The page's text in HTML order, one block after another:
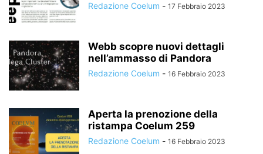
Redazione Coelum - 17 Febbraio 2023
Webb scopre nuovi dettagli
nell’ammasso di Pandora
Redazione Coelum - 16 Febbraio 2023
Aperta la prenozione della
ristampa Coelum 259
Redazione Coelum - 16 Febbraio 2023